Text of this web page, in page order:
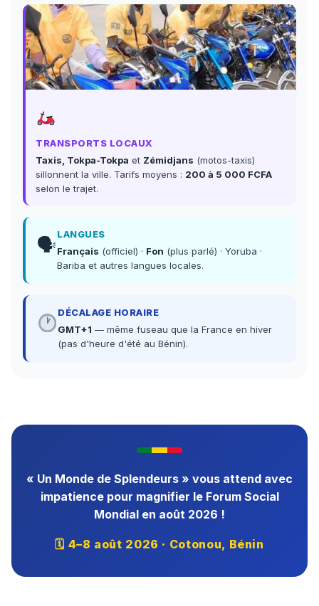
TRANSPORTS LOCAUX
Taxis, Tokpa-Tokpa et Zémidjans (motos-taxis)
sillonnent la ville. Tarifs moyens : 200 à 5 000 FCFA
selon le trajet.
🗣LANGUES
Français (officiel) · Fon (plus parlé) · Yoruba ·
Bariba et autres langues locales.
DÉCALAGE HORAIRE
GMT+1 — même fuseau que la France en hiver
(pas d'heure d'été au Bénin).
« Un Monde de Splendeurs » vous attend avec
impatience pour magnifier le Forum Social
Mondial en août 2026 !
🗓 4–8 août 2026 · Cotonou, Bénin